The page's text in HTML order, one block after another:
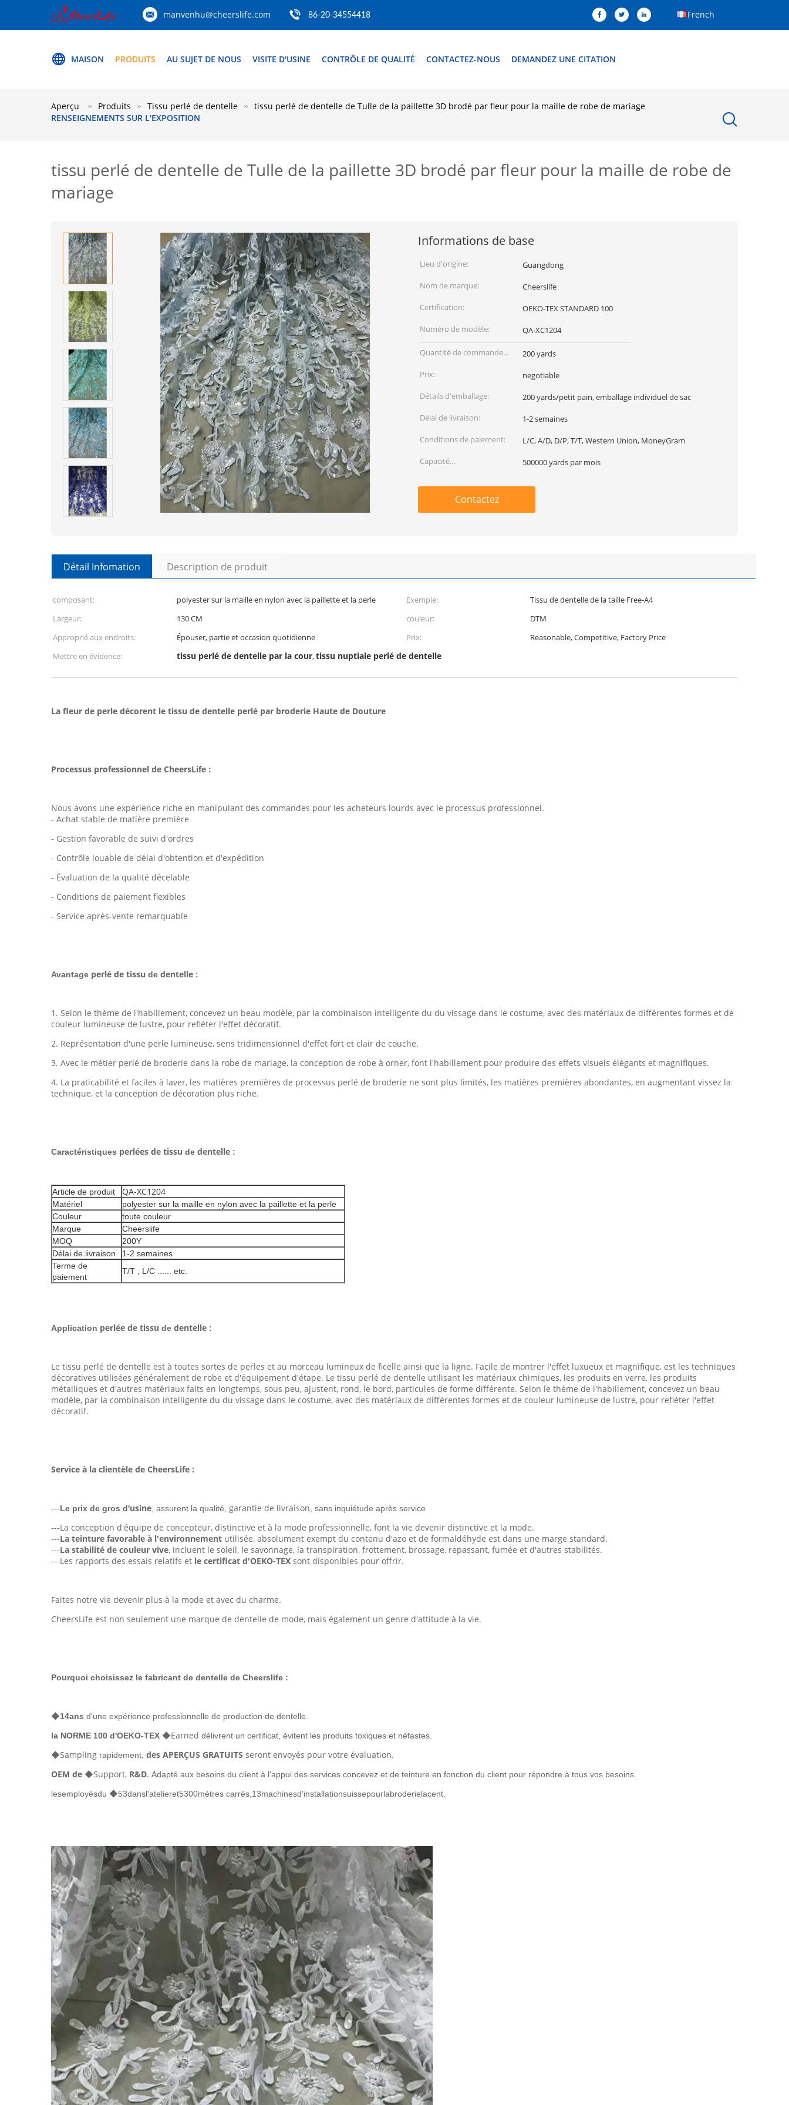
manvenhu@cheerslife.com 86-20-34554418 French
MAISON PRODUITS AU SUJET DE NOUS VISITE D'USINE CONTRÔLE DE QUALITÉ CONTACTEZ-NOUS DEMANDEZ UNE CITATION
RENSEIGNEMENTS SUR L'EXPOSITION
Aperçu Produits Tissu perlé de dentelle tissu perlé de dentelle de Tulle de la paillette 3D brodé par fleur pour la maille de robe de mariage
tissu perlé de dentelle de Tulle de la paillette 3D brodé par fleur pour la maille de robe de
mariage
Informations de base
Lieu d'origine:
Guangdong
Nom de marque:
Cheerslife
Certification:
OEKO-TEX STANDARD 100
Numéro de modèle:
QA-XC1204
Quantité de commande
min:
200 yards
Prix:
negotiable
Détails d'emballage:
200 yards/petit pain, emballage individuel de sac
Délai de livraison:
1-2 semaines
Conditions de paiement:
L/C, A/D, D/P, T/T, Western Union, MoneyGram
Capacité
500000 yards par mois
Contactez
Détail Infomation Description de produit
composant: polyester sur la maille en nylon avec la paillette et la perle Exemple:
Tissu de dentelle de la taille Free-A4
Largeur:
130 CM couleur:
DTM
Approprié aux endroits:
Épouser, partie et occasion quotidienne Prix:
Reasonable, Competitive, Factory Price
Mettre en évidence:
tissu perlé de dentelle par la cour,tissu nuptiale perlé de dentelle
La fleur de perle décorent le tissu de dentelle perlé par broderie Haute de Douture
Processus professionnel de CheersLife :
Nous avons une expérience riche en manipulant des commandes pour les acheteurs lourds avec le processus professionnel.
- Achat stable de matière première
- Gestion favorable de suivi d'ordres
- Contrôle louable de délai d'obtention et d'expédition
- Évaluation de la qualité décelable
- Conditions de paiement flexibles
- Service après-vente remarquable
Avantage perlé de tissu de dentelle :
1. Selon le thème de l'habillement, concevez un beau modèle, par la combinaison intelligente du du vissage dans le costume, avec des matériaux de différentes formes et de
couleur lumineuse de lustre, pour refléter l'effet décoratif.
2. Représentation d'une perle lumineuse, sens tridimensionnel d'effet fort et clair de couche.
3. Avec le métier perlé de broderie dans la robe de mariage, la conception de robe à orner, font l'habillement pour produire des effets visuels élégants et magnifiques.
4. La praticabilité et faciles à laver, les matières premières de processus perlé de broderie ne sont plus limités, les matières premières abondantes, en augmentant vissez la
technique, et la conception de décoration plus riche.
Caractéristiques perlées de tissu de dentelle :
Article de produit QA-XC1204
Matériel
polyester sur la maille en nylon avec la paillette et la perle
Couleur
toute couleur
Marque
Cheerslife
MOQ
200Y
Délai de livraison
1-2 semaines
Terme de
paiement
T/T ; L/C ...... etc.
Application perlée de tissu de dentelle :
Le tissu perlé de dentelle est à toutes sortes de perles et au morceau lumineux de ficelle ainsi que la ligne. Facile de montrer l'effet luxueux et magnifique, est les techniques
décoratives utilisées généralement de robe et d'équipement d'étape. Le tissu perlé de dentelle utilisant les matériaux chimiques, les produits en verre, les produits
métalliques et d'autres matériaux faits en longtemps, sous peu, ajustent, rond, le bord, particules de forme différente. Selon le thème de l'habillement, concevez un beau
modèle, par la combinaison intelligente du du vissage dans le costume, avec des matériaux de différentes formes et de couleur lumineuse de lustre, pour refléter l'effet
décoratif.
Service à la clientèle de CheersLife :
---Le prix de gros d'usine assurent la qualité, garantie de livraison , sans inquiétude après service
---La conception d'équipe de concepteur, distinctive et à la mode professionnelle, font la vie devenir distinctive et la mode.
---La teinture favorable à l'environnement utilisée, absolument exempt du contenu d'azo et de formaldéhyde est dans une marge standard.
---La stabilité de couleur vive, incluent le soleil, le savonnage, la transpiration, frottement, brossage, repassant, fumée et d'autres stabilités.
---Les rapports des essais relatifs et le certificat d'OEKO-TEX sont disponibles pour offrir.
Faites notre vie devenir plus à la mode et avec du charme.
CheersLife est non seulement une marque de dentelle de mode, mais également un genre d'attitude à la vie.
Pourquoi choisissez le fabricant de dentelle de Cheerslife :
◆14ans d'une expérience professionnelle de production de dentelle.
la NORME 100 d'OEKO-TEX ◆Earned délivrent un certificat, évitent les produits toxiques et néfastes.
◆Sampling rapidement, des APERÇUS GRATUITS seront envoyés pour votre évaluation.
OEM de ◆Support, R&D. Adapté aux besoins du client à l'appui des services concevez et de teinture en fonction du client pour répondre à tous vos besoins.
lesemployésdu ◆53dansl'atelieret5300mètres carrés,13machinesd'installationsuissepourlabroderielacent.